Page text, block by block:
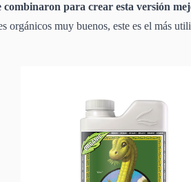
para crear esta versión
orgánicos muy buenos, este es el más